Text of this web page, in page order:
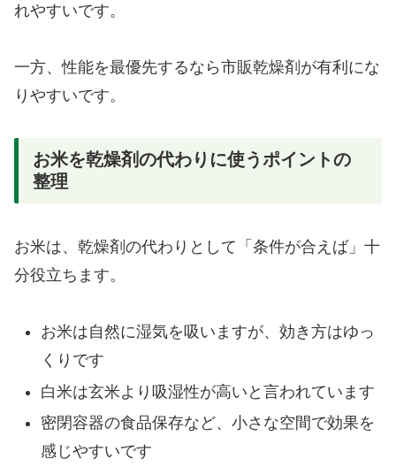
れやすいです。
一方、性能を最優先するなら市販乾燥剤が有利にな
りやすいです。
お米を乾燥剤の代わりに使うポイントの
整理
お米は、乾燥剤の代わりとして「条件が合えば」十
分役立ちます。
お米は自然に湿気を吸いますが、効き方はゆっ
くりです
白米は玄米より吸湿性が高いと言われています
密閉容器の食品保存など、小さな空間で効果を
感じやすいです